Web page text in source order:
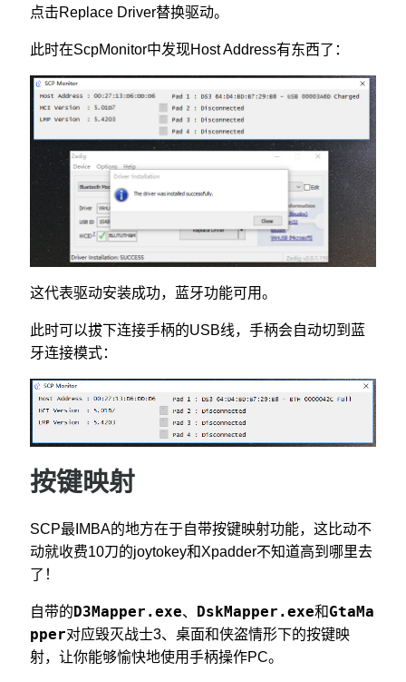
点击Replace Driver替换驱动。
此时在ScpMonitor中发现Host Address有东西了：
这代表驱动安装成功，蓝牙功能可用。
此时可以拔下连接手柄的USB线，手柄会自动切到蓝
牙连接模式：
按键映射
SCP最IMBA的地方在于自带按键映射功能，这比动不
动就收费10刀的joytokey和Xpadder不知道高到哪里去
了！
自带的 D3Mapper.exe、 DskMapper.exe和GtaMa
pper对应毁灭战士3、桌面和侠盗情形下的按键映
射，让你能够愉快地使用手柄操作PC。